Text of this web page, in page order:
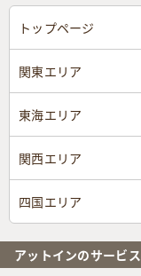
トップページ
関東エリア
東海エリア
関西エリア
四国エリア
アットインのサービス